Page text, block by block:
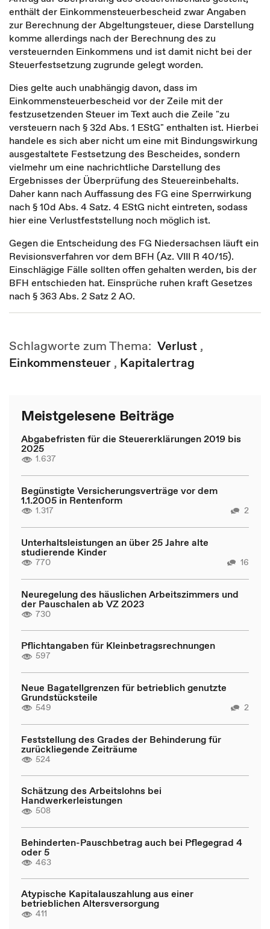
enthält der Einkommensteuerbescheid zwar Angaben
zur Berechnung der Abgeltungsteuer, diese Darstellung
komme allerdings nach der Berechnung des zu
versteuernden Einkommens und ist damit nicht bei der
Steuerfestsetzung zugrunde gelegt worden.
Dies gelte auch unabhängig davon, dass im
Einkommensteuerbescheid vor der Zeile mit der
festzusetzenden Steuer im Text auch die Zeile "zu
versteuern nach § 32d Abs. 1 EStG" enthalten ist. Hierbei
handele es sich aber nicht um eine mit Bindungswirkung
ausgestaltete Festsetzung des Bescheides, sondern
vielmehr um eine nachrichtliche Darstellung des
Ergebnisses der Überprüfung des Steuereinbehalts.
Daher kann nach Auffassung des FG eine Sperrwirkung
nach § 10d Abs. 4 Satz. 4 EStG nicht eintreten, sodass
hier eine Verlustfeststellung noch möglich ist.
Gegen die Entscheidung des FG Niedersachsen läuft ein
Revisionsverfahren vor dem BFH (Az. VIII R 40/15).
Einschlägige Fälle sollten offen gehalten werden, bis der
BFH entschieden hat. Einsprüche ruhen kraft Gesetzes
nach § 363 Abs. 2 Satz 2 AO.
Schlagworte zum Thema: Verlust ,
Einkommensteuer , Kapitalertrag
Meistgelesene Beiträge
Abgabefristen für die Steuererklärungen 2019 bis
2025
1.637
Begünstigte Versicherungsverträge vor dem
1.1.2005 in Rentenform
1.317 2
Unterhaltsleistungen an über 25 Jahre alte
studierende Kinder
770 16
Neuregelung des häuslichen Arbeitszimmers und
der Pauschalen ab VZ 2023
730
Pflichtangaben für Kleinbetragsrechnungen
597
Neue Bagatellgrenzen für betrieblich genutzte
Grundstücksteile
549 2
Feststellung des Grades der Behinderung für
zurückliegende Zeiträume
524
Schätzung des Arbeitslohns bei
Handwerkerleistungen
508
Behinderten-Pauschbetrag auch bei Pflegegrad 4
oder 5
463
Atypische Kapitalauszahlung aus einer
betrieblichen Altersversorgung
411